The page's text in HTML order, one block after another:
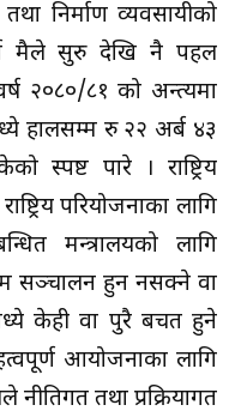
निर्माण व्यवसायीको
मैले सुरु देखि नै पहल
२०८०/८१ को अन्त्यमा
हालसम्म रु २२ अर्ब ४३
स्पष्ट पारे । राष्ट्रिय
परियोजनाका लागि
मन्त्रालयको लागि
सञ्चालन हुन नसक्ने वा
केही वा पुरै बचत हुने
आयोजनाका लागि
नीतिगत तथा प्रक्रियागत